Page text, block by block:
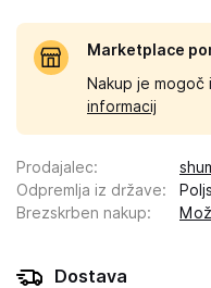
Marketplace
Nakup je
informacij
Prodajalec:
Odpremlja iz države:
Brezskrben nakup:
Dostava